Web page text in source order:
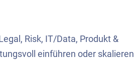
Risk, IT/Data, Produkt &
einführen oder skalieren